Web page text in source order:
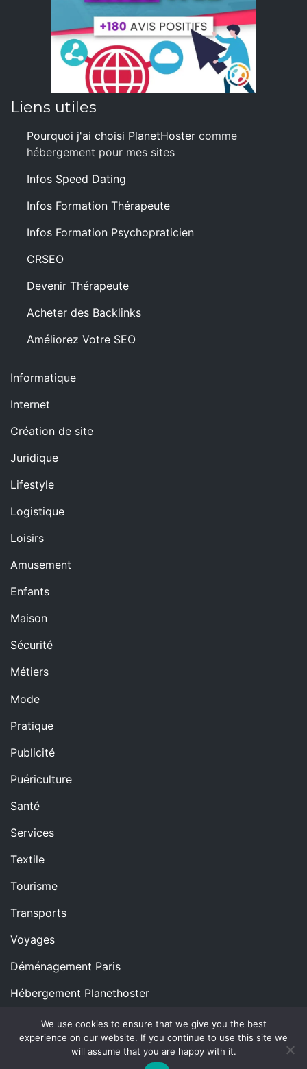
Liens utiles
Pourquoi j'ai choisi PlanetHoster comme
hébergement pour mes sites
Infos Speed Dating
Infos Formation Thérapeute
Infos Formation Psychopraticien
CRSEO
Devenir Thérapeute
Acheter des Backlinks
Améliorez Votre SEO
Informatique
Internet
Création de site
Juridique
Lifestyle
Logistique
Loisirs
Amusement
Enfants
Maison
Sécurité
Métiers
Mode
Pratique
Publicité
Puériculture
Santé
Services
Textile
Tourisme
Transports
Voyages
Déménagement Paris
Hébergement Planethoster
Copyright © All rights reserved. Proudly powered by
Theme: Blog Nano by
We use cookies to ensure that we give you the best
experience on our website. If you continue to use this site we
will assume that you are happy with it.